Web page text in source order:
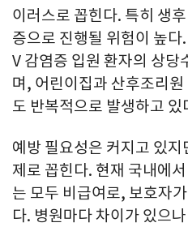
이러스로 꼽힌다. 특히 생
증으로 진행될 위험이 높
V 감염증 입원 환자의 상당
며, 어린이집과 산후조리
도 반복적으로 발생하고 있
예방 필요성은 커지고 있
제로 꼽힌다. 현재 국내에
는 모두 비급여로, 보호자
다. 병원마다 차이가 있으